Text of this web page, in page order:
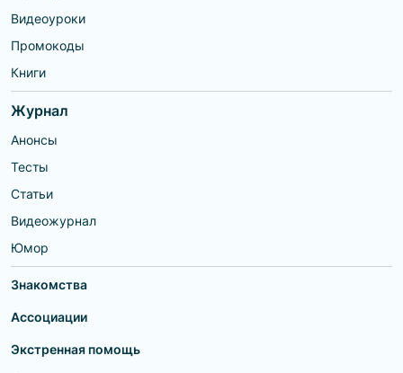
Видеоуроки
Промокоды
Книги
Журнал
Анонсы
Тесты
Статьи
Видеожурнал
Юмор
Знакомства
Ассоциации
Экстренная помощь